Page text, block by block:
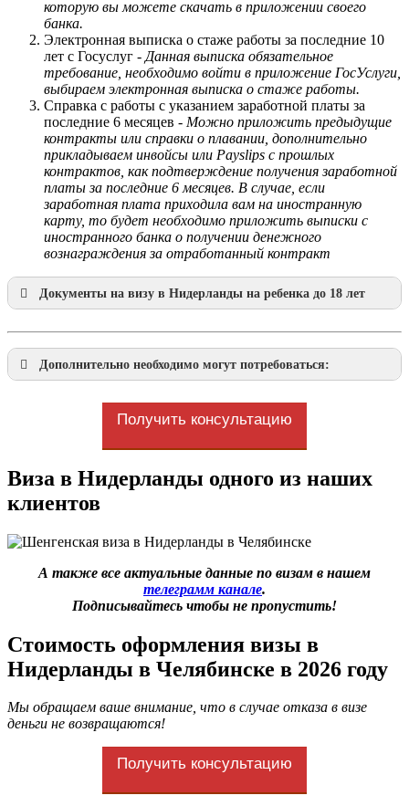
которую вы можете скачать в приложении своего
банка.
Электронная выписка о стаже работы за последние 10
лет с Госуслуг - Данная выписка обязательное
требование, необходимо войти в приложение ГосУслуги,
выбираем электронная выписка о стаже работы.
Справка с работы с указанием заработной платы за
последние 6 месяцев - Можно приложить предыдущие
контракты или справки о плавании, дополнительно
прикладываем инвойсы или Payslips с прошлых
контрактов, как подтверждение получения заработной
платы за последние 6 месяцев. В случае, если
заработная плата приходила вам на иностранную
карту, то будет необходимо приложить выписки с
иностранного банка о получении денежного
вознаграждения за отработанный контракт
Документы на визу в Нидерланды на ребенка до 18 лет
Медицинская страховка
Дополнительно необходимо могут потребоваться:
Получить консультацию
Виза в Нидерланды одного из наших
клиентов
А также все актуальные данные по визам в нашем
телеграмм канале.
Подписывайтесь чтобы не пропустить!
Стоимость оформления визы в
Нидерланды в Челябинске в 2026 году
Мы обращаем ваше внимание, что в случае отказа в визе
деньги не возвращаются!
Получить консультацию